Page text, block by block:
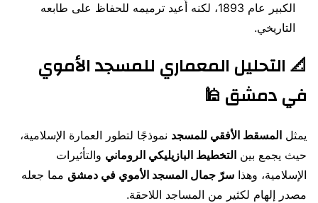
الكبير عام 1893، لكنه أُعيد ترميمه للحفاظ على طابعه
التاريخي.
📐 التحليل المعماري للمسجد الأموي
في دمشق 🕌
يمثل المسقط الأفقي للمسجد نموذجًا لتطور العمارة الإسلامية،
حيث يجمع بين التخطيط البازيليكي الروماني والتأثيرات
الإسلامية، وهذا سرّ جمال المسجد الأموي في دمشق مما جعله
مصدر إلهام لكثير من المساجد اللاحقة.